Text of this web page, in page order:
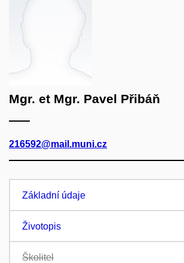
Mgr. et Mgr. Pavel Přibáň
216592@mail.muni.cz
Základní údaje
Životopis
Školitel